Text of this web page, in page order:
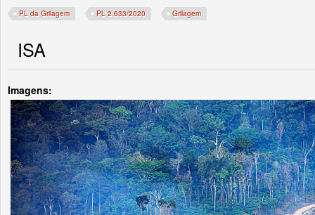
PL da Grilagem PL 2.633/2020 Grilagem
ISA
Imagens: